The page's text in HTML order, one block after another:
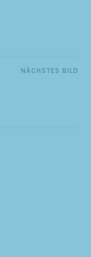
NÄCHSTES BILD